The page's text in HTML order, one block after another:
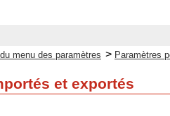
menu des paramètres > Paramètres
et exportés